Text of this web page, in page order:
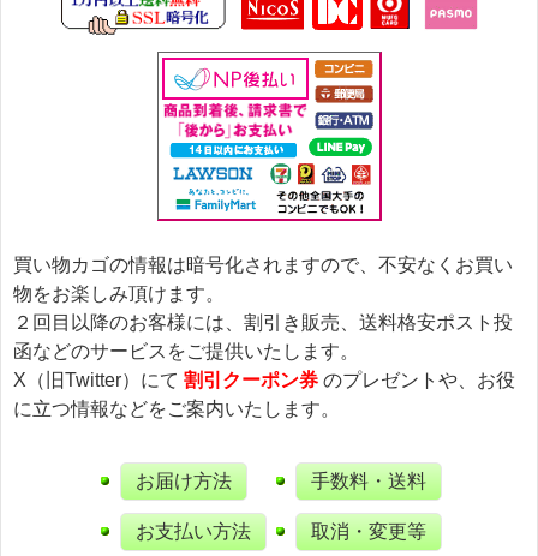
買い物カゴの情報は暗号化されますので、不安なくお買い
物をお楽しみ頂けます。
２回目以降のお客様には、割引き販売、送料格安ポスト投
函などのサービスをご提供いたします。
X（旧Twitter）にて 割引クーポン券 のプレゼントや、お役
に立つ情報などをご案内いたします。
お届け方法
お支払い方法
手数料・送料
取消・変更等